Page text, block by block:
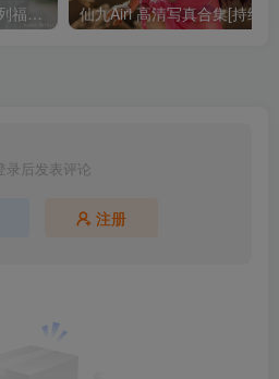
【森萝财团】森萝财团系列福利原版无水印合集下载[与本站内容同步更新] 仙九Airi 高清写真合集[持续
录后发表评论
注册